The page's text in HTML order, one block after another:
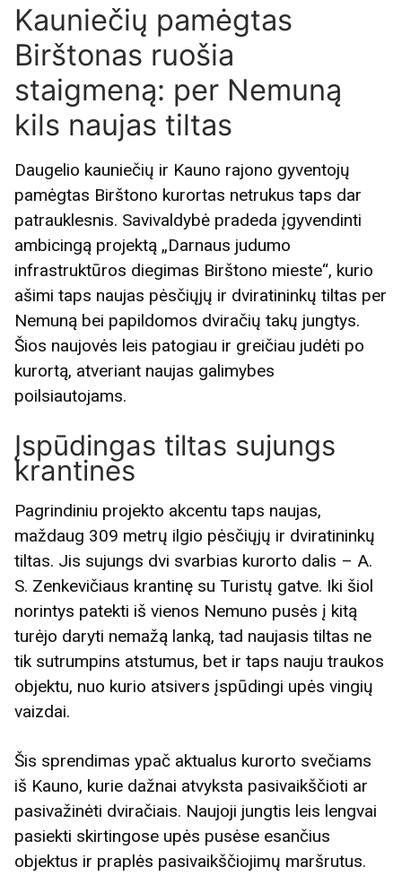
Kauniečių pamėgtas
Birštonas ruošia
staigmeną: per Nemuną
kils naujas tiltas
Daugelio kauniečių ir Kauno rajono gyventojų
pamėgtas Birštono kurortas netrukus taps dar
patrauklesnis. Savivaldybė pradeda įgyvendinti
ambicingą projektą „Darnaus judumo
infrastruktūros diegimas Birštono mieste“, kurio
ašimi taps naujas pėsčiųjų ir dviratininkų tiltas per
Nemuną bei papildomos dviračių takų jungtys.
Šios naujovės leis patogiau ir greičiau judėti po
kurortą, atveriant naujas galimybes
poilsiautojams.
Įspūdingas tiltas sujungs
krantines
Pagrindiniu projekto akcentu taps naujas,
maždaug 309 metrų ilgio pėsčiųjų ir dviratininkų
tiltas. Jis sujungs dvi svarbias kurorto dalis – A.
S. Zenkevičiaus krantinę su Turistų gatve. Iki šiol
norintys patekti iš vienos Nemuno pusės į kitą
turėjo daryti nemažą lanką, tad naujasis tiltas ne
tik sutrumpins atstumus, bet ir taps nauju traukos
objektu, nuo kurio atsivers įspūdingi upės vingių
vaizdai.
Šis sprendimas ypač aktualus kurorto svečiams
iš Kauno, kurie dažnai atvyksta pasivaikščioti ar
pasivažinėti dviračiais. Naujoji jungtis leis lengvai
pasiekti skirtingose upės pusėse esančius
objektus ir praplės pasivaikščiojimų maršrutus.